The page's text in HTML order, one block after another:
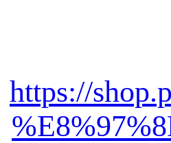
https://